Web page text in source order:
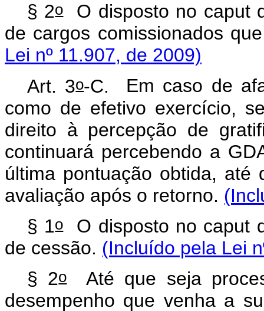
§ 2oO disposto no caput
de cargos comissionados
Lei nº 11.907, de 2009)
Art. 3o-C. Em caso de
como de efetivo exercício,
direito à percepção de
continuará percebendo a
última pontuação obtida,
avaliação após o retorno.
§ 1oO disposto no caput
de cessão. (Incluído pela Lei
§ 2oAté que seja
desempenho que venha a